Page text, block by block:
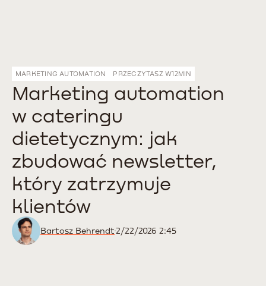
MARKETING AUTOMATION PRZECZYTASZ W12MIN
Marketing automation
w cateringu
dietetycznym: jak
zbudować newsletter,
który zatrzymuje
klientów
Bartosz Behrendt2/22/2026 2:45